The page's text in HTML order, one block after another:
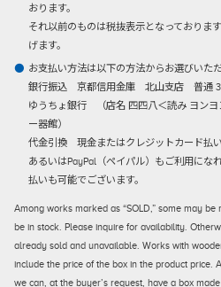
おります。
それ以前のものは税抜表示となっておりま
げます。
お支払い方法は以下の方法からお選びいただ
銀行振込京都信用金庫 北山支店 普通
ゆうちょ銀行 （店名 四四八＜読み ヨン
ー器館）
代金引換現金またはクレジットカード払い
あるいはPayPal（ペイパル）もご利用にな
払いも可能でございます。
Among works marked as “SOLD,” some may
be in stock. Please inquire for availability.
already sold and unavailable. Works with
include the price of the box in the product price.
we can, at the buyer’s request, have a box